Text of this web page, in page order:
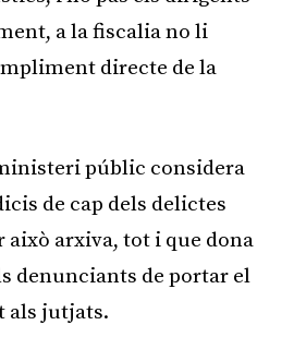
a la fiscalia no li
directe de la
públic considera
de cap dels delictes
això arxiva, tot i que dona
denunciants de portar el
als jutjats.